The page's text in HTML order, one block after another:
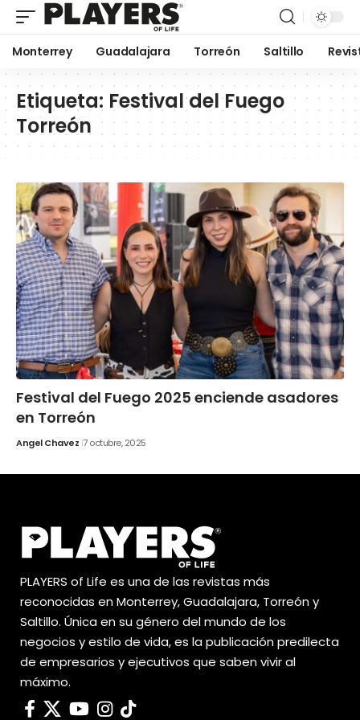
Monterrey Guadalajara Torreón Saltillo
Etiqueta: Festival del Fuego
Torreón
Festival del Fuego 2025 enciende asadores
en Torreón
Angel Chavez 7 octubre, 2025
PLAYERS of Life es una de las revistas más
reconocidas en Monterrey, Guadalajara, Torreón y
Saltillo. Única en su género del mundo de los
negocios y estilo de vida, es la publicación predilecta
de empresarios y ejecutivos que saben vivir al
máximo.